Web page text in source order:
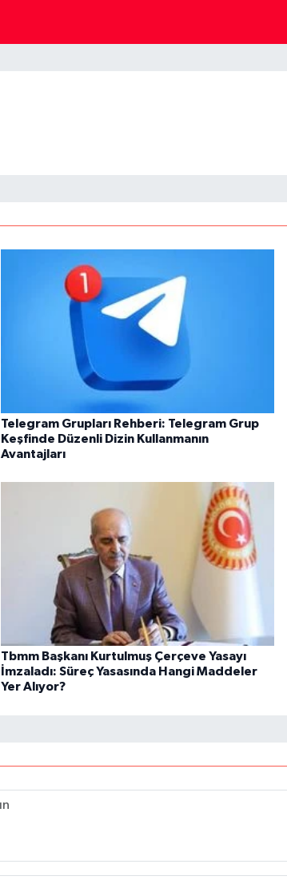
Telegram Grupları Rehberi: Telegram Grup
Keşfinde Düzenli Dizin Kullanmanın
Avantajları
Tbmm Başkanı Kurtulmuş Çerçeve Yasayı
İmzaladı: Süreç Yasasında Hangi Maddeler
Yer Alıyor?